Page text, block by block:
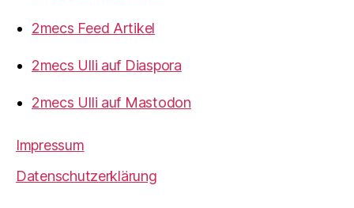
2mecs Feed Artikel
2mecs Ulli auf Diaspora
2mecs Ulli auf Mastodon
Impressum
Datenschutzerklärung